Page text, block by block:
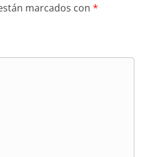
marcados con *